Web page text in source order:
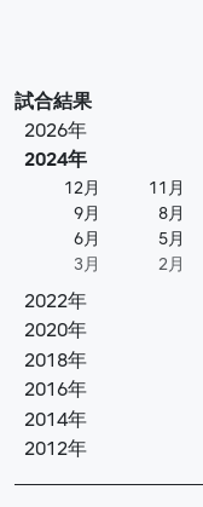
試合結果
2026年
2024年
12月 11月
9月
8月
6月
5月
3月
2月
2022年
2020年
2018年
2016年
2014年
2012年